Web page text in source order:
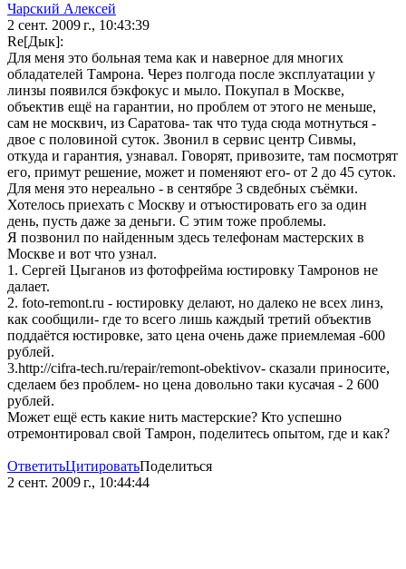
Чарский Алексей
2 сент. 2009 г., 10:43:39
Re[Дык]:
Для меня это больная тема как и наверное для многих
обладателей Тамрона. Через полгода после эксплуатации у
линзы появился бэкфокус и мыло. Покупал в Москве,
объектив ещё на гарантии, но проблем от этого не меньше,
сам не москвич, из Саратова- так что туда сюда мотнуться -
двое с половиной суток. Звонил в сервис центр Сивмы,
откуда и гарантия, узнавал. Говорят, привозите, там посмотрят
его, примут решение, может и поменяют его- от 2 до 45 суток.
Для меня это нереально - в сентябре 3 свдебных съёмки.
Хотелось приехать с Москву и отъюстировать его за один
день, пусть даже за деньги. С этим тоже проблемы.
Я позвонил по найденным здесь телефонам мастерских в
Москве и вот что узнал.
1. Сергей Цыганов из фотофрейма юстировку Тамронов не
далает.
2. foto-remont.ru - юстировку делают, но далеко не всех линз,
как сообщили- где то всего лишь каждый третий объектив
поддаётся юстировке, зато цена очень даже приемлемая -600
рублей.
3.http://cifra-tech.ru/repair/remont-obektivov- сказали приносите,
сделаем без проблем- но цена довольно таки кусачая - 2 600
рублей.
Может ещё есть какие нить мастерские? Кто успешно
отремонтировал свой Тамрон, поделитесь опытом, где и как?
ОтветитьЦитироватьПоделиться
2 сент. 2009 г., 10:44:44